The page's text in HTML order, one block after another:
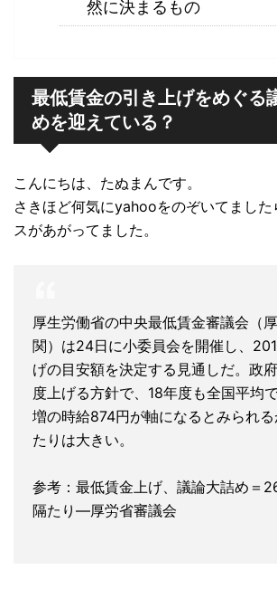
然に決まるもの
最低賃金の引き上げをめぐる
めを迎えている？
こんにちは、たぬまんです。
さきほど何気にyahooをのぞいてまし
スがあがってました。
厚生労働省の中央最低賃金審議会（
関）は24日に小委員会を開催し、
げの目安額を決定する見通しだ。政
度上げる方針で、18年度も全国平均
増の時給874円が軸になるとみられ
たりは大きい。
参考：最低賃金上げ、議論大詰め＝
隔たり―厚労省審議会